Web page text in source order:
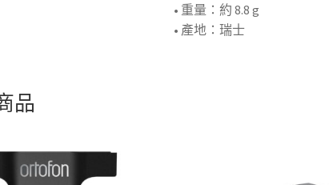
• 重量：約 8.8 g
• 產地：瑞士
品